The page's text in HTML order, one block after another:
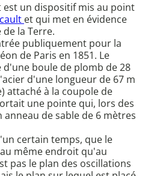
est un dispositif mis au point
et qui met en évidence
la Terre.
publiquement pour la
de Paris en 1851. Le
boule de plomb de 28
d'une longueur de 67 m
attaché à la coupole de
une pointe qui, lors des
de sable de 6 mètres
certain temps, que le
même endroit qu'au
pas le plan des oscillations